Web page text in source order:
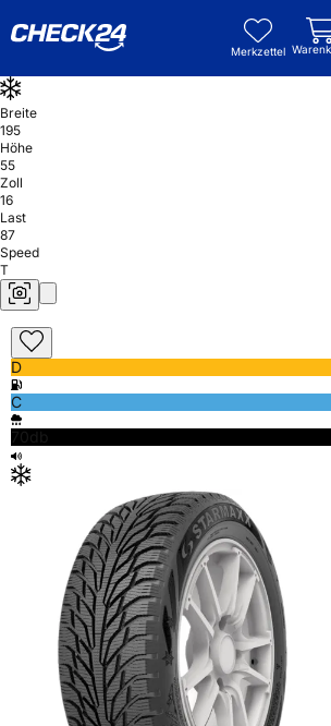
Merkzettel
Breite
195
Höhe
55
Zoll
16
Last
87
Speed
T
D
C
70db